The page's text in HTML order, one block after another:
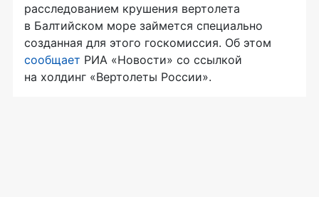
расследованием крушения вертолета
в Балтийском море займется специально
созданная для этого госкомиссия. Об этом
сообщает РИА «Новости» со ссылкой
на холдинг «Вертолеты России».